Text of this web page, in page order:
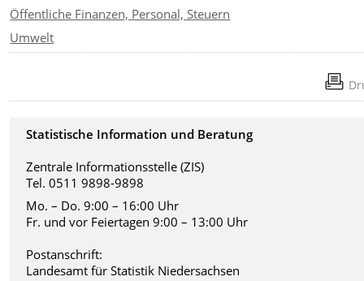
Öffentliche Finanzen, Personal, Steuern
Umwelt
Statistische Information und Beratung
Zentrale Informationsstelle (ZIS)
Tel. 0511 9898-9898
Mo. – Do. 9:00 – 16:00 Uhr
Fr. und vor Feiertagen 9:00 – 13:00 Uhr
Postanschrift:
Landesamt für Statistik Niedersachsen